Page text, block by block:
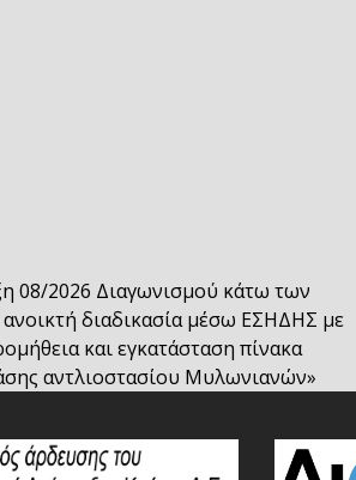
08/2026 Διαγωνισμού κάτω των
διαδικασία μέσω ΕΣΗΔΗΣ με
και εγκατάσταση πίνακα
αντλιοστασίου Μυλωνιανών»